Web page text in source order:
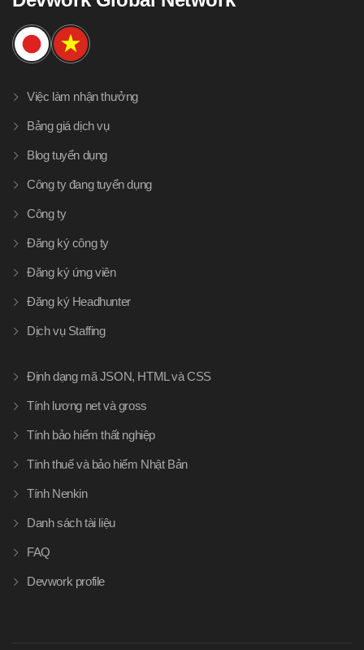
Việc làm nhận thưởng
Bảng giá dịch vụ
Blog tuyển dụng
Công ty đang tuyển dụng
Công ty
Đăng ký công ty
Đăng ký ứng viên
Đăng ký Headhunter
Dịch vụ Staffing
Định dạng mã JSON, HTML và CSS
Tính lương net và gross
Tính bảo hiểm thất nghiệp
Tính thuế và bảo hiểm Nhật Bản
Tính Nenkin
Danh sách tài liệu
FAQ
Devwork profile